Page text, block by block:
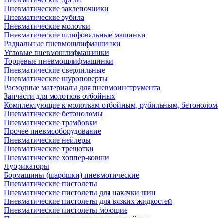
Пневматические заклепочники
Пневматические зубила
Пневматические молотки
Пневматические шлифовальные машинки
Радиальные пневмошлифмашинки
Угловые пневмошлифмашинки
Торцевые пневмошлифмашинки
Пневматические сверлильные
Пневматические шуроповерты
Расходные материалы для пневмоинструмента
Запчасти для молотков отбойных
Комплектующие к молоткам отбойным, рубильным,
Пневматические бетоноломы
Пневматические трамбовки
Прочее пневмооборудование
Пневматические нейлеры
Пневматические трещотки
Пневматические хоппер-ковши
Лубрикаторы
Бормашины (шарошки) пневмотические
Пневматические пистолеты
Пневматические пистолеты для накачки шин
Пневматические пистолеты для вязких жидкостей
Пневматические пистолеты моющие